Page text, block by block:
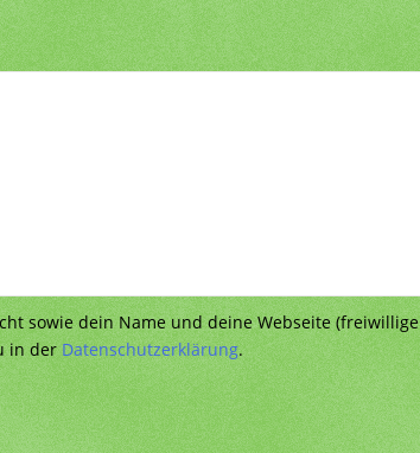
sowie dein Name und deine Webseite (freiwillige
in derDatenschutzerklärung.